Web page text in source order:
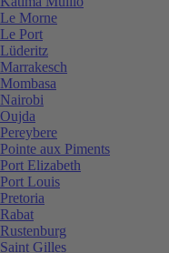
Le Morne
Le Port
Lüderitz
Marrakesch
Mombasa
Nairobi
Oujda
Pereybere
Pointe aux Piments
Port Elizabeth
Port Louis
Pretoria
Rabat
Rustenburg
Saint Gilles